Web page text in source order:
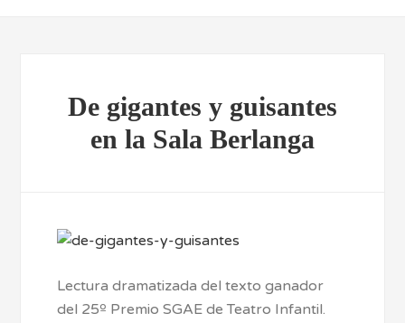
De gigantes y guisantes
en la Sala Berlanga
Lectura dramatizada del texto ganador
del 25º Premio SGAE de Teatro Infantil.